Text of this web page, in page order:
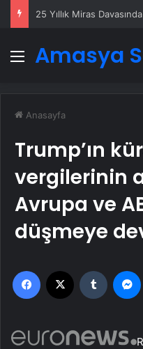
Menü
Amasya
Anasayfa
Trump’ın
vergilerinin
Avrupa ve
düşmeye
Facebook Tumblr